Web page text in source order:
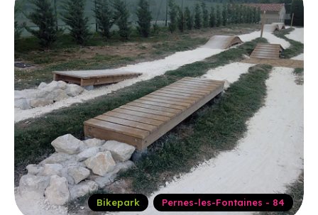
Bikepark Pernes-les-Fontaines - 84